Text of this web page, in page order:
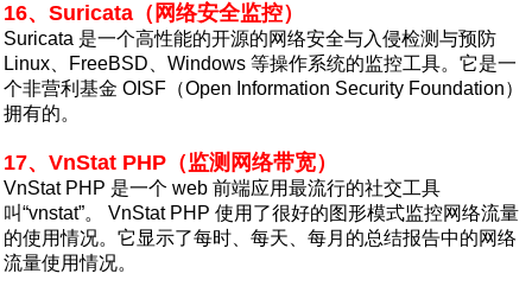
16、Suricata（网络安全监控）
Suricata 是一个高性能的开源的网络安全与入侵检测与预防
Linux、FreeBSD、Windows 等操作系统的监控工具。它是一
个非营利基金 OISF（Open Information Security Foundation）
拥有的。
17、VnStat PHP（监测网络带宽）
VnStat PHP 是一个 web 前端应用最流行的社交工具
叫“vnstat”。 VnStat PHP 使用了很好的图形模式监控网络流量
的使用情况。它显示了每时、每天、每月的总结报告中的网络
流量使用情况。